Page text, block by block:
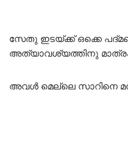
സേതു ഇടയ്ക്ക് ഒക്കെ
അത്യാവശ്യത്തിനു
അവൾ മെല്ലെ സാറിനെ